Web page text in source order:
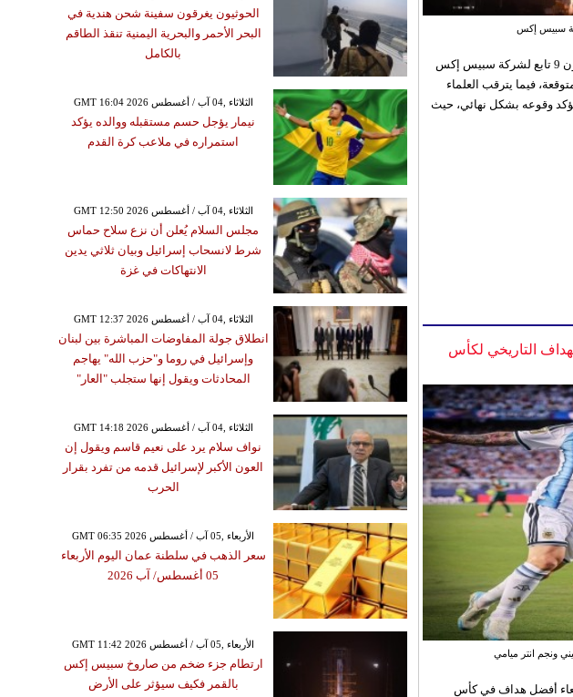
يُعتقد أن جزءاً ضخماً تائهاً من صاروخ فالكون 9 تابع لشركة سبيس إكس
فيما يترقب العلماء
وقوعه بشكل نهائي، حيث
التاريخي لكأس
ونجم انتر ميامي
أفضل هداف في كأس
الحوثيون يغرقون سفينة شحن هندية في
البحر الأحمر والبحرية اليمنية تنقذ الطاقم
بالكامل
GMT 16:04 2026 الثلاثاء ,04 آب / أغسطس
نيمار يؤجل حسم مستقبله ووالده يؤكد
استمراره في ملاعب كرة القدم
GMT 12:50 2026 الثلاثاء ,04 آب / أغسطس
مجلس السلام يُعلن أن نزع سلاح حماس
شرط لانسحاب إسرائيل وبيان ثلاثي يدين
الانتهاكات في غزة
GMT 12:37 2026 الثلاثاء ,04 آب / أغسطس
انطلاق جولة المفاوضات المباشرة بين لبنان
وإسرائيل في روما و"حزب الله" يهاجم
المحادثات ويقول إنها ستجلب "العار"
GMT 14:18 2026 الثلاثاء ,04 آب / أغسطس
نواف سلام يرد على نعيم قاسم ويقول إن
العون الأكبر لإسرائيل قدمه من تفرد بقرار
الحرب
GMT 06:35 2026 الأربعاء ,05 آب / أغسطس
سعر الذهب في سلطنة عمان اليوم الأربعاء
05 أغسطس/ آب 2026
GMT 11:42 2026 الأربعاء ,05 آب / أغسطس
ارتطام جزء ضخم من صاروخ سبيس إكس
بالقمر فكيف سيؤثر على الأرض